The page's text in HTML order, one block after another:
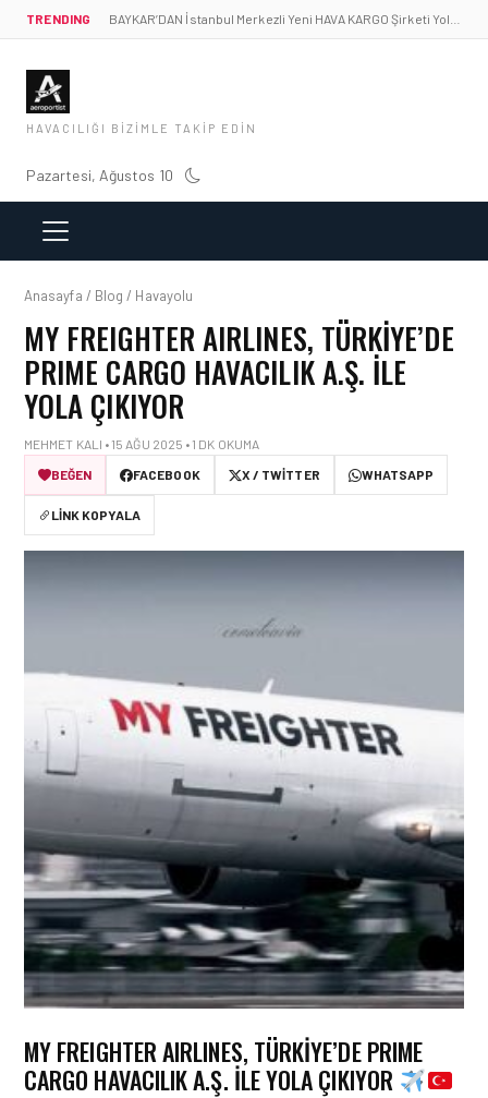
TRENDING
HAVACILIĞI BIZIMLE TAKIP EDIN
Pazartesi, Ağustos 10
Anasayfa / Blog / Havayolu
MY FREIGHTER AIRLINES, TÜRKIYE’DE
PRIME CARGO HAVACILIK A.Ş. ILE
YOLA ÇIKIYOR
MEHMET KALI • 15 AĞU 2025 • 1 DK OKUMA
BEĞEN
FACEBOOK X / TWITTER WHATSAPP
LINK KOPYALA
MY FREIGHTER AIRLINES, TÜRKİYE’DE PRIME
CARGO HAVACILIK A.Ş. İLE YOLA ÇIKIYOR